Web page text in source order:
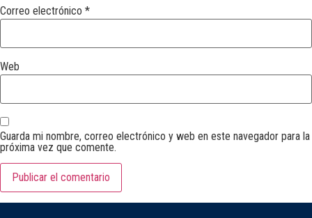
Correo electrónico *
Web
Guarda mi nombre, correo electrónico y web en este navegador para la
próxima vez que comente.